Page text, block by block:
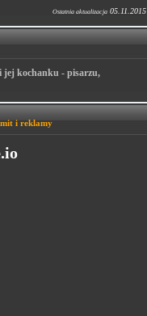
Ostatnia aktualizacja05.11.2015
jej kochanku - pisarzu,
i reklamy